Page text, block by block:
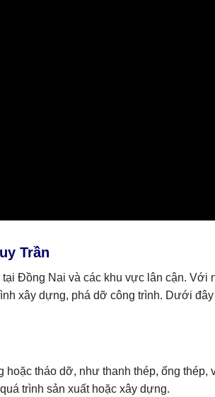
Trần
Đồng Nai và các khu vực lân cận. Với
xây dựng, phá dỡ công trình. Dưới
tháo dỡ, như thanh thép, ống thép,
trình sản xuất hoặc xây dựng.